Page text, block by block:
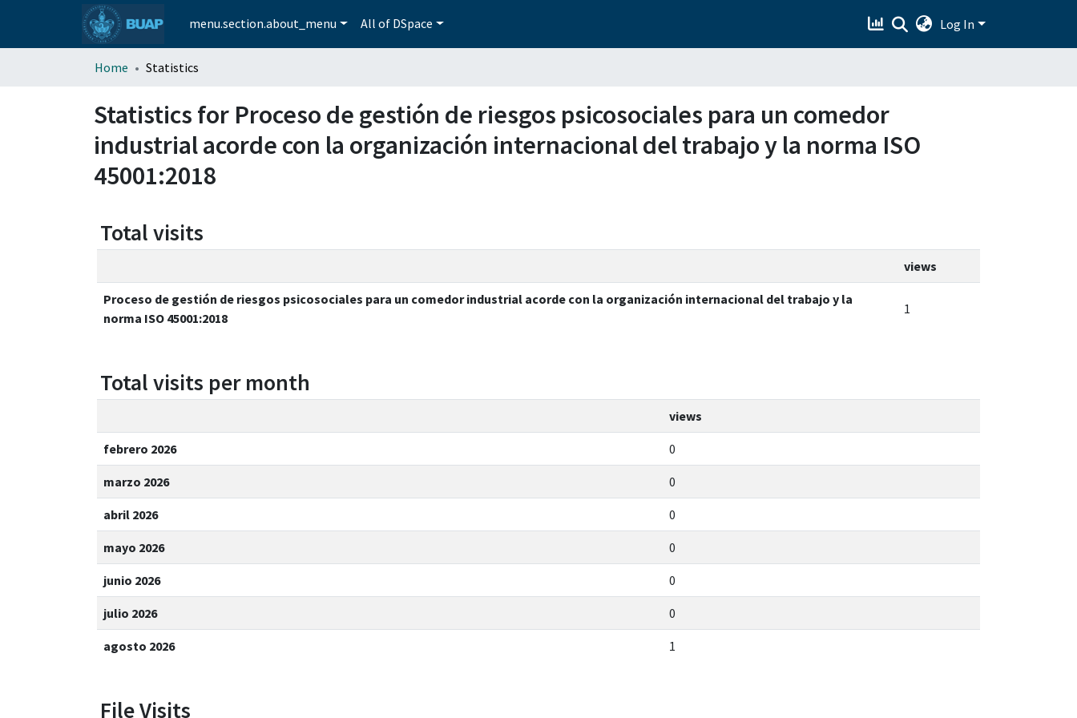
menu.section.about_menu All of DSpace Log In
Home Statistics
Statistics for Proceso de gestión de riesgos psicosociales para un comedor
industrial acorde con la organización internacional del trabajo y la norma ISO
45001:2018
Total visits
views
Proceso de gestión de riesgos psicosociales para un comedor industrial acorde con la organización internacional del trabajo y la
norma ISO 45001:2018
1
Total visits per month
views
febrero 2026 0
marzo 2026 0
abril 2026 0
mayo 2026 0
junio 2026 0
julio 2026 0
agosto 2026 1
File Visits